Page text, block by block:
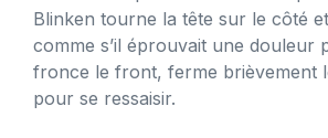
Blinken tourne la tête sur le côté
comme s’il éprouvait une douleur
fronce le front, ferme brièvement
pour se ressaisir.